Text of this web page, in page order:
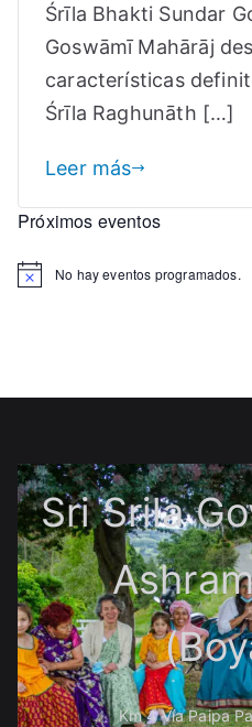
Das
Goswami
–
Honor
Srila
Śrīla Bhakti Sundar
Goswāmī Mahārāj
características
Śrīla Raghunāth […]
Leer más
Próximos eventos
No hay eventos programados.
Sri Srila
Km 4 Vía Paipa